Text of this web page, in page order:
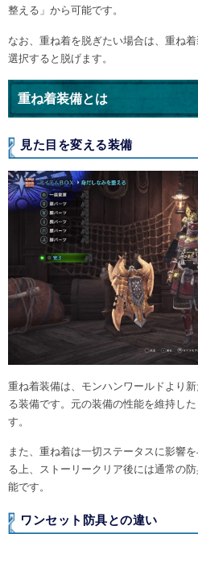
整える」から可能です。
なお、重ね着を脱ぎたい場合は、重ね
選択すると脱げます。
重ね着装備とは
見た目を変える装備
重ね着装備は、モンハンワールドより
る装備です。元の装備の性能を維持し
す。
また、重ね着は一切ステータスに影響
る上、ストーリークリア後には通常の
能です。
ワンセット防具との違い